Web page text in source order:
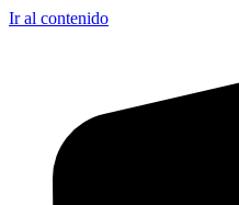
Ir al contenido